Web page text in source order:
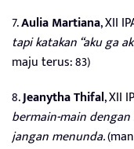
7.Aulia Martiana, XII
tapi katakan “aku ga
maju terus: 83)
8.Jeanytha Thifal, XII
bermain-main dengan
jangan menunda.